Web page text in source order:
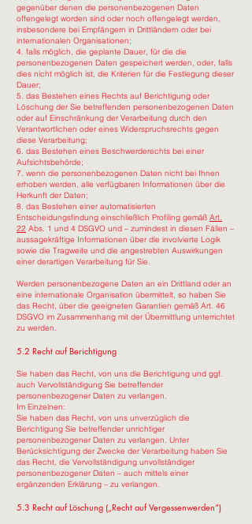
gegenüber denen die personenbezogenen Daten
offengelegt worden sind oder noch offengelegt werden,
insbesondere bei Empfängern in Drittländern oder bei
internationalen Organisationen;
4. falls möglich, die geplante Dauer, für die die
personenbezogenen Daten gespeichert werden, oder, falls
dies nicht möglich ist, die Kriterien für die Festlegung dieser
Dauer;
5. das Bestehen eines Rechts auf Berichtigung oder
Löschung der Sie betreffenden personenbezogenen Daten
oder auf Einschränkung der Verarbeitung durch den
Verantwortlichen oder eines Widerspruchsrechts gegen
diese Verarbeitung;
6. das Bestehen eines Beschwerderechts bei einer
Aufsichtsbehörde;
7. wenn die personenbezogenen Daten nicht bei Ihnen
erhoben werden, alle verfügbaren Informationen über die
Herkunft der Daten;
8. das Bestehen einer automatisierten
Entscheidungsfindung einschließlich Profiling gemäß Art.
22 Abs. 1 und 4 DSGVO und – zumindest in diesen Fällen –
aussagekräftige Informationen über die involvierte Logik
sowie die Tragweite und die angestrebten Auswirkungen
einer derartigen Verarbeitung für Sie.
Werden personenbezogene Daten an ein Drittland oder an
eine internationale Organisation übermittelt, so haben Sie
das Recht, über die geeigneten Garantien gemäß Art. 46
DSGVO im Zusammenhang mit der Übermittlung unterrichtet
zu werden.
5.2 Recht auf Berichtigung
Sie haben das Recht, von uns die Berichtigung und ggf.
auch Vervollständigung Sie betreffender
personenbezogener Daten zu verlangen.
Im Einzelnen:
Sie haben das Recht, von uns unverzüglich die
Berichtigung Sie betreffender unrichtiger
personenbezogener Daten zu verlangen. Unter
Berücksichtigung der Zwecke der Verarbeitung haben Sie
das Recht, die Vervollständigung unvollständiger
personenbezogener Daten – auch mittels einer
ergänzenden Erklärung – zu verlangen.
5.3 Recht auf Löschung („Recht auf Vergessenwerden“)